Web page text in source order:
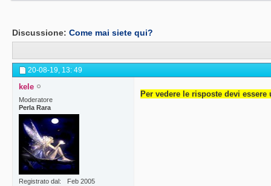
Discussione: Come mai siete qui?
20-08-19, 13: 49
kele
Moderatore
Perla Rara
Registrato dal
Feb 2005
Per vedere le risposte devi